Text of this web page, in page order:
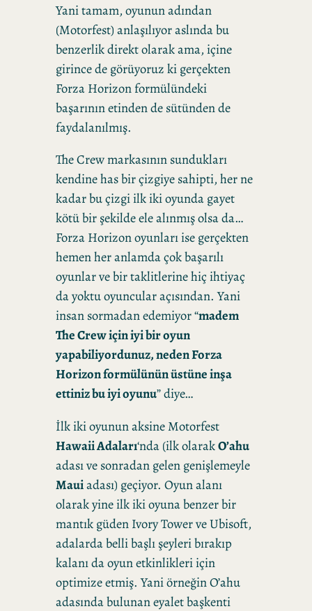
Yani tamam, oyunun adından
(Motorfest) anlaşılıyor aslında bu
benzerlik direkt olarak ama, içine
girince de görüyoruz ki gerçekten
Forza Horizon formülündeki
başarının etinden de sütünden de
faydalanılmış.
The Crew markasının sundukları
kendine has bir çizgiye sahipti, her ne
kadar bu çizgi ilk iki oyunda gayet
kötü bir şekilde ele alınmış olsa da…
Forza Horizon oyunları ise gerçekten
hemen her anlamda çok başarılı
oyunlar ve bir taklitlerine hiç ihtiyaç
da yoktu oyuncular açısından. Yani
insan sormadan edemiyor “madem
The Crew için iyi bir oyun
yapabiliyordunuz, neden Forza
Horizon formülünün üstüne inşa
ettiniz bu iyi oyunu” diye…
İlk iki oyunun aksine Motorfest
Hawaii Adaları‘nda (ilk olarakO’ahu
adası ve sonradan gelen genişlemeyle
Mauiadası) geçiyor. Oyun alanı
olarak yine ilk iki oyuna benzer bir
mantık güden Ivory Tower ve Ubisoft,
adalarda belli başlı şeyleri bırakıp
kalanı da oyun etkinlikleri için
optimize etmiş. Yani örneğin O’ahu
adasında bulunan eyalet başkenti